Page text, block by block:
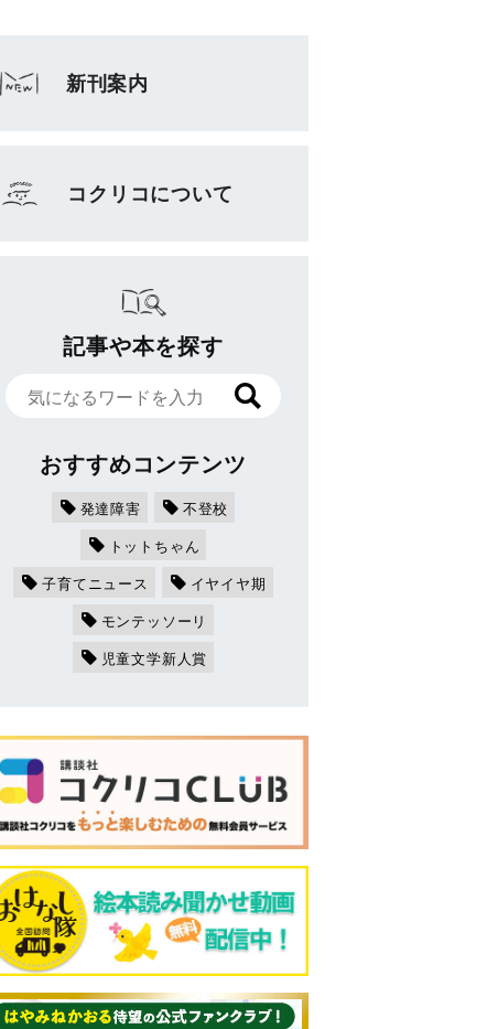
新刊案内
コクリコについて
記事や本を探す
おすすめコンテンツ
発達障害
不登校
トットちゃん
子育てニュース
イヤイヤ期
モンテッソーリ
児童文学新人賞